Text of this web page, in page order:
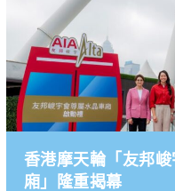
香港摩天輪「友邦
廂」隆重揭幕